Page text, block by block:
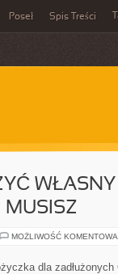
Poseł Spis Treści
MUSISZ
MOŻLIWOŚĆ
dla